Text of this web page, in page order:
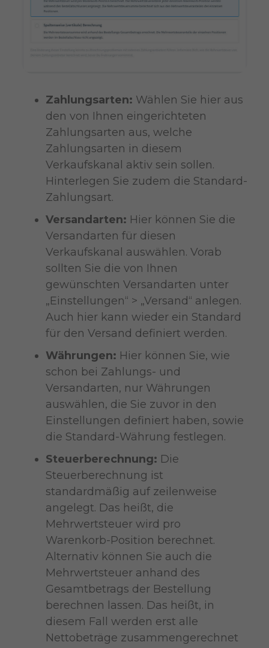
Zahlungsarten: Wählen Sie hier aus
den von Ihnen eingerichteten
Zahlungsarten aus, welche
Zahlungsarten in diesem
Verkaufskanal aktiv sein sollen.
Hinterlegen Sie zudem die Standard-
Zahlungsart.
Versandarten: Hier können Sie die
Versandarten für diesen
Verkaufskanal auswählen. Vorab
sollten Sie die von Ihnen
gewünschten Versandarten unter
„Einstellungen“ > „Versand“ anlegen.
Auch hier kann wieder ein Standard
für den Versand definiert werden.
Währungen: Hier können Sie, wie
schon bei Zahlungs- und
Versandarten, nur Währungen
auswählen, die Sie zuvor in den
Einstellungen definiert haben, sowie
die Standard-Währung festlegen.
Steuerberechnung: Die
Steuerberechnung ist
standardmäßig auf zeilenweise
angelegt. Das heißt, die
Mehrwertsteuer wird pro
Warenkorb-Position berechnet.
Alternativ können Sie auch die
Mehrwertsteuer anhand des
Gesamtbetrags der Bestellung
berechnen lassen. Das heißt, in
diesem Fall werden erst alle
Nettobeträge zusammengerechnet